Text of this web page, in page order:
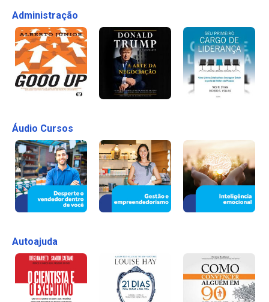
Administração
Áudio Cursos
Autoajuda